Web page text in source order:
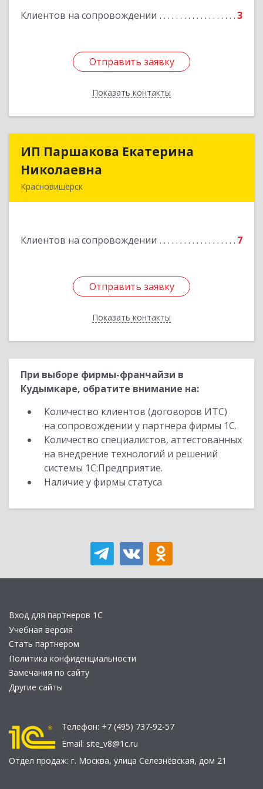
Клиентов на сопровождении 3
Отправить заявку
Показать контакты
Отправить заявку
Назад
ИП Паршакова Екатерина
Николаевна
Красновишерск
Клиентов на сопровождении 7
Отправить заявку
Показать контакты
ИП Паршакова Екатерина
Подробнее
Отправить заявку
Назад
При выборе фирмы-франчайзи в
Кудымкаре, обратите внимание на:
Количество клиентов (договоров ИТС)
на сопровождении у партнера фирмы 1С.
Количество специалистов, аттестованных
на внедрение технологий и решений
системы 1С:Предприятие.
Наличие у фирмы статуса
Вход для партнеров 1С
Учебная версия
Стать партнером
Политика конфиденциальности
Замечания по сайту
Другие сайты
Телефон: +7 (495) 737-92-57
Email: site_v8@1c.ru
Отдел продаж: г. Москва, улица Селезнёвская, дом 21